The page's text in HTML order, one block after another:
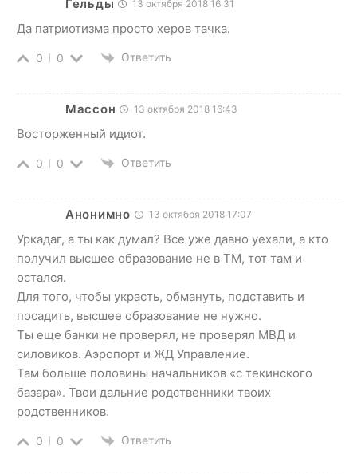
Гельды 13 октября 2018 16:31
Да патриотизма просто херов тачка.
0 0 Ответить
Массон 13 октября 2018 16:43
Восторженный идиот.
0 0 Ответить
Анонимно 13 октября 2018 17:07
Уркадаг, а ты как думал? Все уже давно уехали, а кто
получил высшее образование не в ТМ, тот там и
остался.
Для того, чтобы украсть, обмануть, подставить и
посадить, высшее образование не нужно.
Ты еще банки не проверял, не проверял МВД и
силовиков. Аэропорт и ЖД Управление.
Там больше половины начальников «с текинского
базара». Твои дальние родственники твоих
родственников.
0 0 Ответить